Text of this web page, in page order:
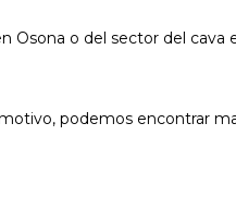
o del sector del cava
podemos encontrar